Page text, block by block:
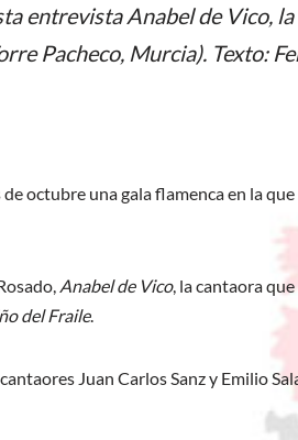
entrevista Anabel de Vico,
Pacheco, Murcia). Texto:
octubre una gala flamenca en la
Anabel de Vico, la cantaora
del Fraile.
Juan Carlos Sanz y Emilio